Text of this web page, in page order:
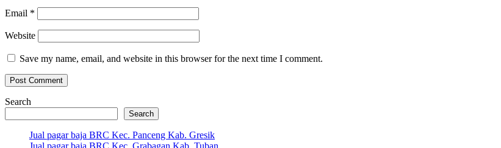
Email *
Website
Save my name, email, and website in this browser for the next time I comment.
Search
Search
Jual pagar baja BRC Kec. Panceng Kab. Gresik